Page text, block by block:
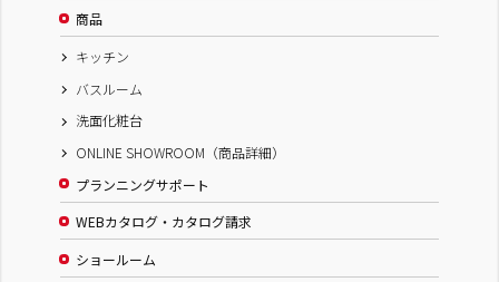
商品
キッチン
バスルーム
洗面化粧台
ONLINE SHOWROOM（商品詳細）
プランニングサポート
WEBカタログ・カタログ請求
ショールーム